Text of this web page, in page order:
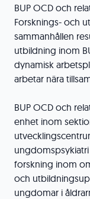
BUP OCD och
Forsknings- och
sammanhållen
utbildning inom
dynamisk
arbetar nära
BUP OCD och
enhet inom
forskning inom
och
ungdomar i